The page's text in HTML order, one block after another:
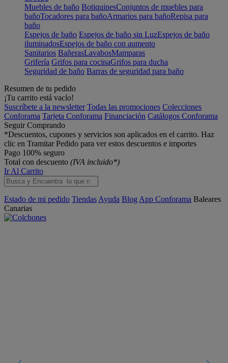
Muebles de baño BotiquinesConjuntos de muebles para
bañoTocadores para bañoArmarios para bañoRepisa para
baño
Espejos de baño Espejos de baño sin LuzEspejos de baño
iluminadosEspejos de baño con aumento
Sanitarios BañerasLavabosMamparas
Grifería Grifos para cocinaGrifos para ducha
Seguridad de baño Barras de seguridad para baño
Resumen de tu pedido
¡Tu carrito está vacío!
Suscríbete a la newsletter Todas las promociones Colecciones
Conforama Tarjeta Conforama Financiación Catálogos Conforama
Seguir Comprando
*Descuentos, cupones y servicios son aplicados en el carrito. Haz
clic en Tramitar Pedido para ver estos descuentos e importes
Pago 100% seguro
Total con descuento (IVA incluido*)
Ir Al Carrito
Estado de mi pedido Tiendas Ayuda Blog App Conforama Baleares
Canarias